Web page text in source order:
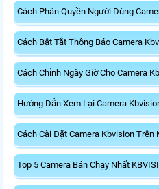
Cách Phân Quyền Người Dùng
Cách Bật Tắt Thông Báo Camera
Cách Chỉnh Ngày Giờ Cho Camera
Hướng Dẫn Xem Lại Camera
Cách Cài Đặt Camera Kbvision Trên
Top 5 Camera Bán Chạy Nhất